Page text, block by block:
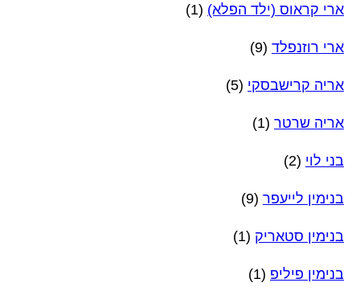
ארי קראוס (ילד הפלא) (1)
ארי רוזנפלד (9)
אריה קרישבסקי (5)
אריה שרטר (1)
בני לוי (2)
בנימין לייעפר (9)
בנימין סטאריק (1)
בנימין פיליפ (1)